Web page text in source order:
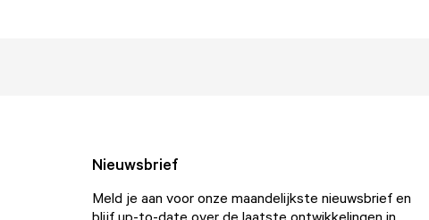
Nieuwsbrief
Meld je aan voor onze maandelijkste nieuwsbrief en
blijf up-to-date over de laatste ontwikkelingen in